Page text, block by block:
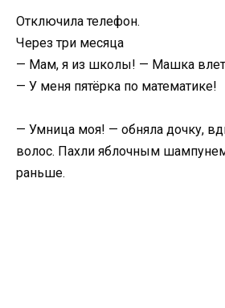
Отключила телефон.
Через три месяца
— Мам, я из школы! — Машка
— У меня пятёрка по математике!
— Умница моя! — обняла дочку,
волос. Пахли яблочным
раньше.